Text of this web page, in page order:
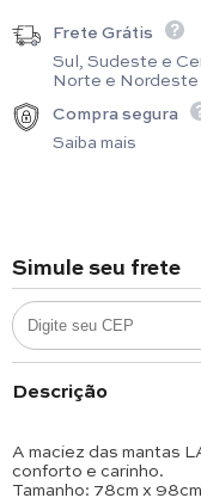
Frete Grátis
Sul, Sudeste e
Norte e Nordeste
Compra segura
Saiba mais
Simule seu frete
Descrição
A maciez das mantas
conforto e carinho.
Tamanho: 78cm x